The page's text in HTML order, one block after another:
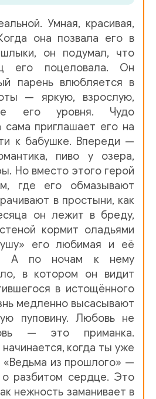
Умная, красивая,
она позвала его в
он подумал, что
его поцеловала. Он
парень влюбляется в
— яркую, взрослую,
его уровня. Чудо
сама приглашает его на
к бабушке. Впереди —
пиво у озера,
Но вместо этого герой
где его обмазывают
в простыни, как
он лежит в бреду,
кормит оладьями
его любимая и её
А по ночам к нему
в котором он видит
в истощённого
медленно высасывают
пуповину. Любовь не
— это приманка.
когда ты уже
из прошлого» —
разбитом сердце. Это
нежность заманивает в